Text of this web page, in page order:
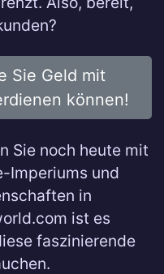
Sie Geld mit
können!
Sie noch heute mit
Imperiums und
in
ist es
faszinierende